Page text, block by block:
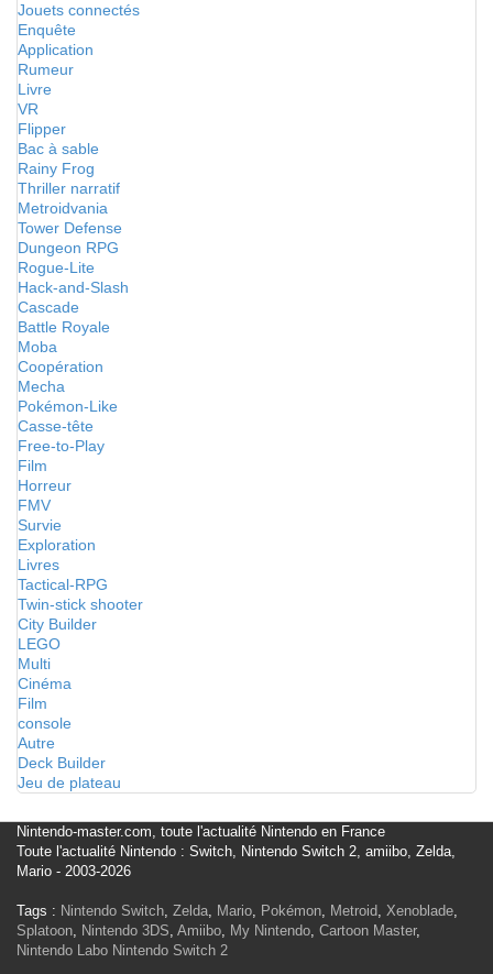
Jouets connectés
Enquête
Application
Rumeur
Livre
VR
Flipper
Bac à sable
Rainy Frog
Thriller narratif
Metroidvania
Tower Defense
Dungeon RPG
Rogue-Lite
Hack-and-Slash
Cascade
Battle Royale
Moba
Coopération
Mecha
Pokémon-Like
Casse-tête
Free-to-Play
Film
Horreur
FMV
Survie
Exploration
Livres
Tactical-RPG
Twin-stick shooter
City Builder
LEGO
Multi
Cinéma
Film
console
Autre
Deck Builder
Jeu de plateau
Nintendo-master.com, toute l'actualité Nintendo en France
Toute l'actualité Nintendo : Switch, Nintendo Switch 2, amiibo, Zelda,
Mario - 2003-2026
Tags : Nintendo Switch, Zelda, Mario, Pokémon, Metroid, Xenoblade,
Splatoon, Nintendo 3DS, Amiibo, My Nintendo, Cartoon Master,
Nintendo Labo Nintendo Switch 2